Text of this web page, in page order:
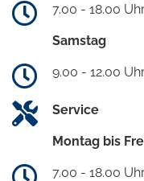
7.00 - 18.00
Samstag
9.00 - 12.00
Service
Montag bis
7.00 - 18.00